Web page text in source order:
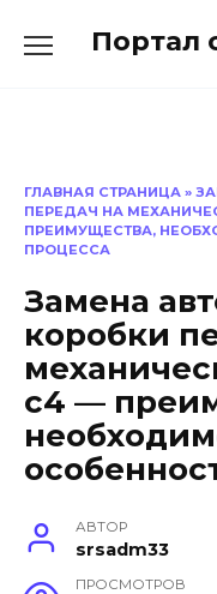
Портал
ГЛАВНАЯ СТРАНИЦА »
ПЕРЕДАЧ НА
ПРЕИМУЩЕСТВА,
ПРОЦЕССА
Замена
коробки
с4 —
АВТОР
srsadm33
ПРОСМОТРОВ